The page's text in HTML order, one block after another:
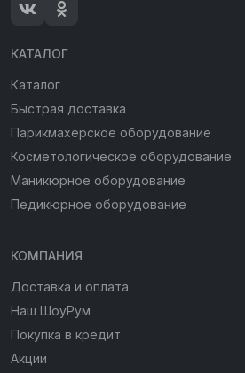
КАТАЛОГ
Каталог
Быстрая доставка
Парикмахерское оборудование
Косметологическое оборудование
Маникюрное оборудование
Педикюрное оборудование
КОМПАНИЯ
Доставка и оплата
Наш ШоуРум
Покупка в кредит
Акции